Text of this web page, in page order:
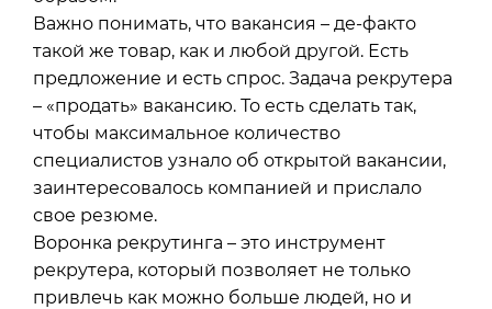
Важно понимать, что вакансия – де-факто
такой же товар, как и любой другой. Есть
предложение и есть спрос. Задача рекрутера
– «продать» вакансию. То есть сделать так,
чтобы максимальное количество
специалистов узнало об открытой вакансии,
заинтересовалось компанией и прислало
свое резюме.
Воронка рекрутинга – это инструмент
рекрутера, который позволяет не только
привлечь как можно больше людей, но и